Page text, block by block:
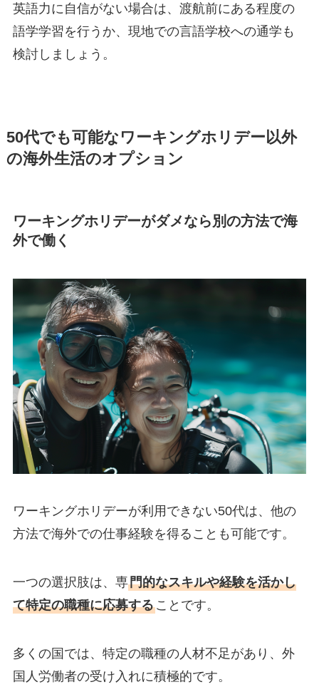
英語力に自信がない場合は、渡航前にある程度の
語学学習を行うか、現地での言語学校への通学も
検討しましょう。
50代でも可能なワーキングホリデー以外
の海外生活のオプション
ワーキングホリデーがダメなら別の方法で海
外で働く
ワーキングホリデーが利用できない50代は、他の
方法で海外での仕事経験を得ることも可能です。
一つの選択肢は、専門的なスキルや経験を活かし
て特定の職種に応募することです。
多くの国では、特定の職種の人材不足があり、外
国人労働者の受け入れに積極的です。